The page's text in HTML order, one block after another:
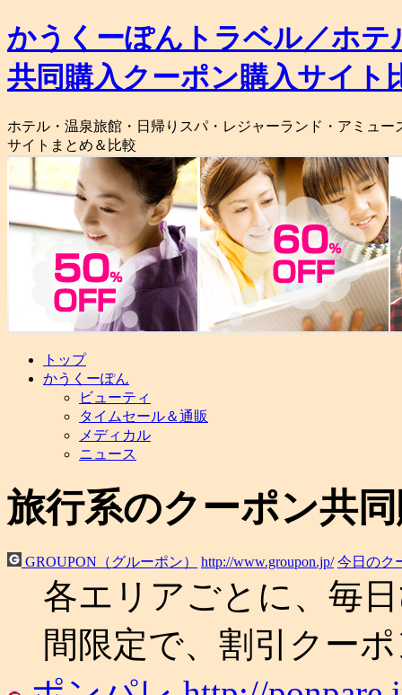
かうくーぽんトラベル／ホ
共同購入クーポン購入サイト
ホテル・温泉旅館・日帰りスパ・レジャーランド・アミュ
サイトまとめ＆比較
キ
ッ
プ
トップ
かうくーぽん
ビューティ
タイムセール＆通販
メディカル
ニュース
旅行系のクーポン共
GROUPON（グルーポン） http://www.groupon.jp/ 今日のク
各エリアごとに、毎
間限定で、割引クー